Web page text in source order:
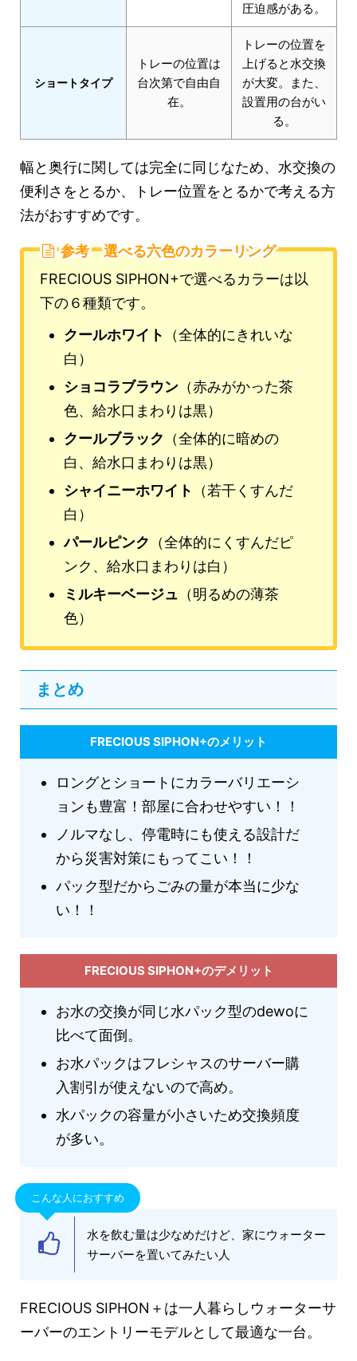
圧迫感がある。
ショートタイプ
トレーの位置は
台次第で自由自
在。
トレーの位置を
上げると水交換
が大変。また、
設置用の台がい
る。
幅と奥行に関しては完全に同じなため、水交換の
便利さをとるか、トレー位置をとるかで考える方
法がおすすめです。
参考 選べる六色のカラーリング
FRECIOUS SIPHON+で選べるカラーは以
下の６種類です。
クールホワイト
（全体的にきれいな
白）
ショコラブラウン （赤みがかった茶
色、給水口まわりは黒）
クールブラック （全体的に暗めの
白、給水口まわりは黒）
シャイニーホワイト
（若干くすんだ
白）
パールピンク （全体的にくすんだピ
ンク、給水口まわりは白）
ミルキーベージュ （明るめの薄茶
色）
まとめ
FRECIOUS SIPHON+のメリット
ロングとショートにカラーバリエーシ
ョンも豊富！部屋に合わせやすい！！
ノルマなし、停電時にも使える設計だ
から災害対策にもってこい！！
パック型だからごみの量が本当に少な
い！！
FRECIOUS SIPHON+のデメリット
お水の交換が同じ水パック型のdewoに
比べて面倒。
お水パックはフレシャスのサーバー購
入割引が使えないので高め。
水パックの容量が小さいため交換頻度
が多い。
こんな人におすすめ
水を飲む量は少なめだけど、家にウォーター
サーバーを置いてみたい人
FRECIOUS SIPHON＋は一人暮らしウォーターサ
ーバーのエントリーモデルとして最適な一台。